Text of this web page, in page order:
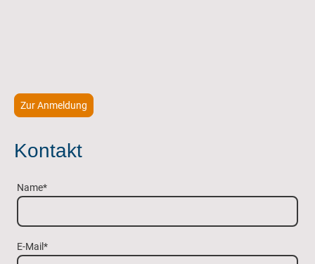
Zur Anmeldung
Kontakt
Name*
E-Mail*